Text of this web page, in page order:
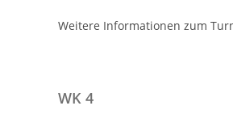
Weitere Informationen zum
WK 4